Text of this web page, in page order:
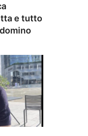
e tutto